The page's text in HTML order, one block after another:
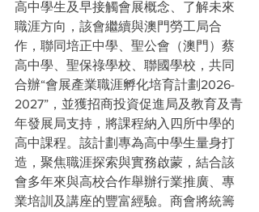
高中學生及早接觸會展概念、了解未來
職涯方向，該會繼續與澳門勞工局合
作，聯同培正中學、聖公會（澳門）蔡
高中學、聖保祿學校、聯國學校，共同
合辦“會展產業職涯孵化培育計劃2026-
2027”，並獲招商投資促進局及教育及青
年發展局支持，將課程納入四所中學的
高中課程。該計劃專為高中學生量身打
造，聚焦職涯探索與實務啟蒙，結合該
會多年來與高校合作舉辦行業推廣、專
業培訓及講座的豐富經驗。商會將統籌